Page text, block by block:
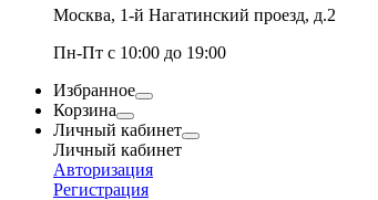
Москва, 1-й Нагатинский проезд, д.2
Пн-Пт с 10:00 до 19:00
Избранное
Корзина
Личный кабинет
Личный кабинет
Авторизация
Регистрация